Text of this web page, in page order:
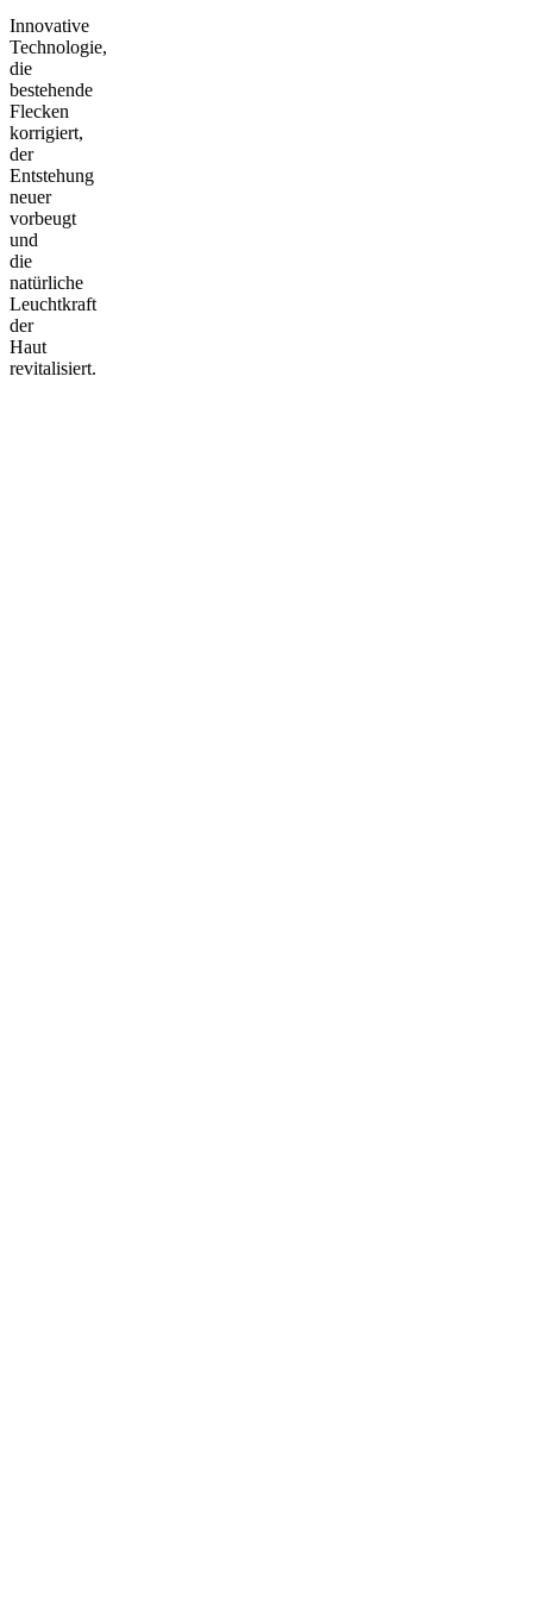
Innovative
Technologie,
die
bestehende
Flecken
korrigiert,
der
Entstehung
neuer
vorbeugt
und
die
natürliche
Leuchtkraft
der
Haut
revitalisiert.